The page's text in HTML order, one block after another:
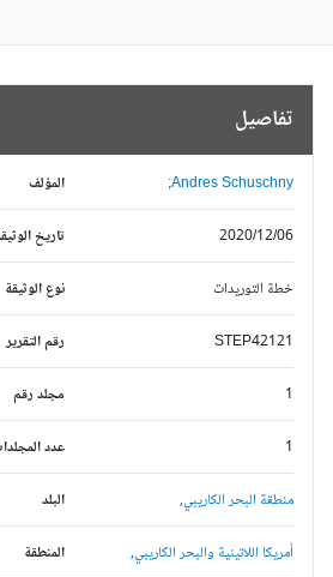
تفاصيل
المؤلف Andres Schuschny;
تاريخ الوثيقة 2020/12/06
نوع الوثيقة خطة التوريدات
رقم التقرير STEP42121
مجلد رقم
عدد المجلدات
البلد منطقة البحر الكاريبي,
المنطقة أمريكا اللاتينية والبحر الكاريبي,